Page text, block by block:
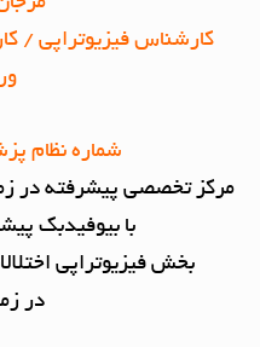
کارشناس فیزیوتراپی /
شماره نظام
مرکز تخصصی پیشرفته در
با بیوفیدبک
بخش فیزیوتراپی
در